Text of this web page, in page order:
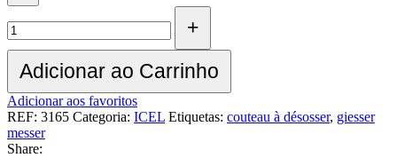
Adicionar ao Carrinho
Adicionar aos favoritos
REF: 3165 Categoria: ICEL Etiquetas: couteau à désosser, giesser
messer
Share: